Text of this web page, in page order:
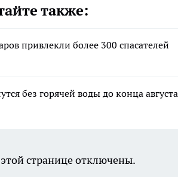
также:
привлекли более 300 спасателей
без горячей воды до конца августа
странице отключены.